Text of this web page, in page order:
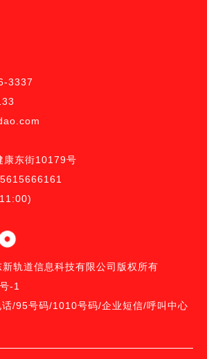
3337
康东街10179号
轨道信息科技有限公司版权所有
-1
/95号码/1010号码/企业短信/呼叫中心